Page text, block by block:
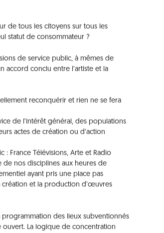
de tous les citoyens sur tous les
statut de consommateur ?
de service public, à mêmes de
accord conclu entre l’artiste et la
reconquérir et rien ne se fera
de l’intérêt général, des populations
actes de création ou d’action
: France Télévisions, Arte et Radio
de nos disciplines aux heures de
ayant pris une place pas
création et la production d’œuvres
des lieux subventionnés
La logique de concentration